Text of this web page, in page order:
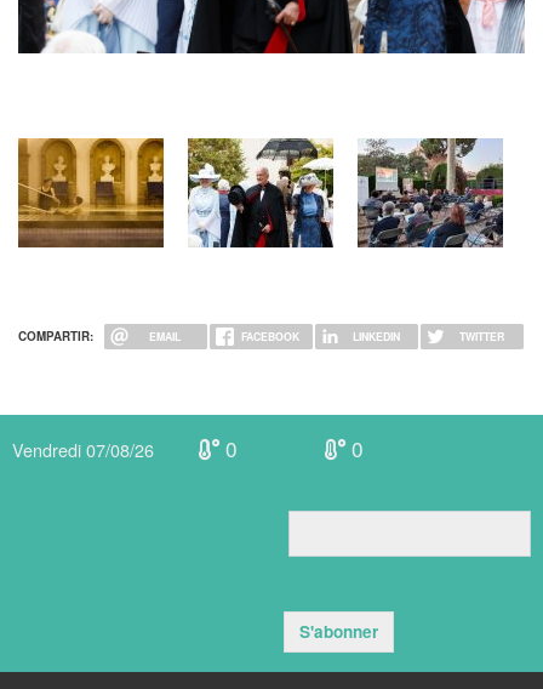
COMPARTIR: EMAIL FACEBOOK LINKEDIN TWITTER
Vendredi 07/08/26 0 0
S'abonner